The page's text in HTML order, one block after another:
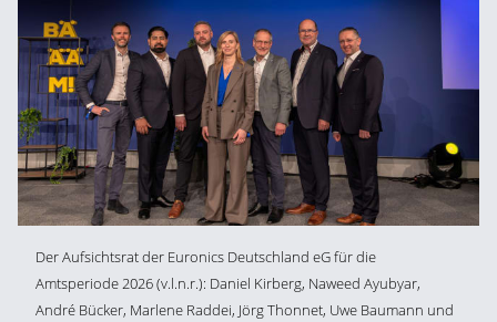
Der Aufsichtsrat der Euronics Deutschland eGfür die
Amtsperiode 2026 (v.l.n.r.): Daniel Kirberg, Naweed Ayubyar,
André Bücker, Marlene Raddei, Jörg Thonnet, Uwe Baumann und